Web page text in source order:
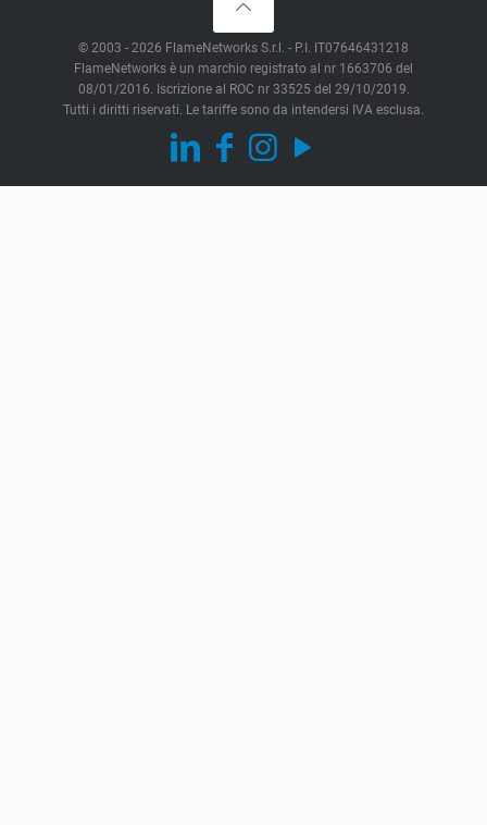
© 2003 - 2026 FlameNetworks S.r.l. - P.I. IT07646431218
FlameNetworks è un marchio registrato al nr 1663706 del
08/01/2016. Iscrizione al ROC nr 33525 del 29/10/2019.
Tutti i diritti riservati. Le tariffe sono da intendersi IVA esclusa.